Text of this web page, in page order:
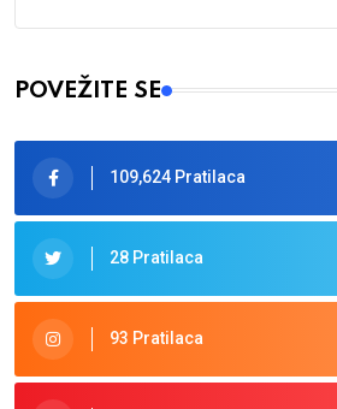
Type 2 or more characters for results.
POVEŽITE SE
109,624 Pratilaca
28 Pratilaca
93 Pratilaca